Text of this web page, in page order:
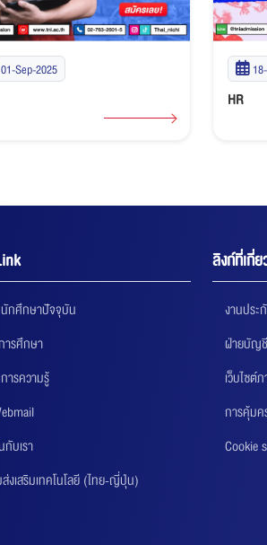
01-Sep-2025
HR
กศึกษาปัจจุบัน
รศึกษา
ารความรู้
กับเรา
งเสริมเทคโนโลยี (ไทย-ญี่ปุ่น)
ลิงก์ที่เกี่
งานปร
ฝ่ายบัญชี
เว็บไซต์
การคุ้ม
Cookie